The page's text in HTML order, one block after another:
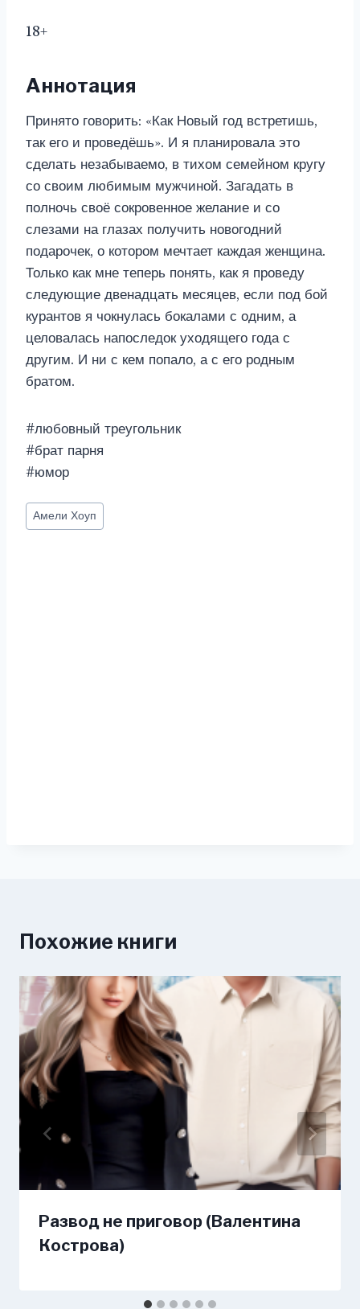
18+
Аннотация
Принято говорить: «Как Новый год встретишь,
так его и проведёшь». И я планировала это
сделать незабываемо, в тихом семейном кругу
со своим любимым мужчиной. Загадать в
полночь своё сокровенное желание и со
слезами на глазах получить новогодний
подарочек, о котором мечтает каждая женщина.
Только как мне теперь понять, как я проведу
следующие двенадцать месяцев, если под бой
курантов я чокнулась бокалами с одним, а
целовалась напоследок уходящего года с
другим. И ни с кем попало, а с его родным
братом.
#любовный треугольник
#брат парня
#юмор
Метки
записи:
Амели Хоуп
Похожие книги
Развод не приговор (Валентина
Кострова)